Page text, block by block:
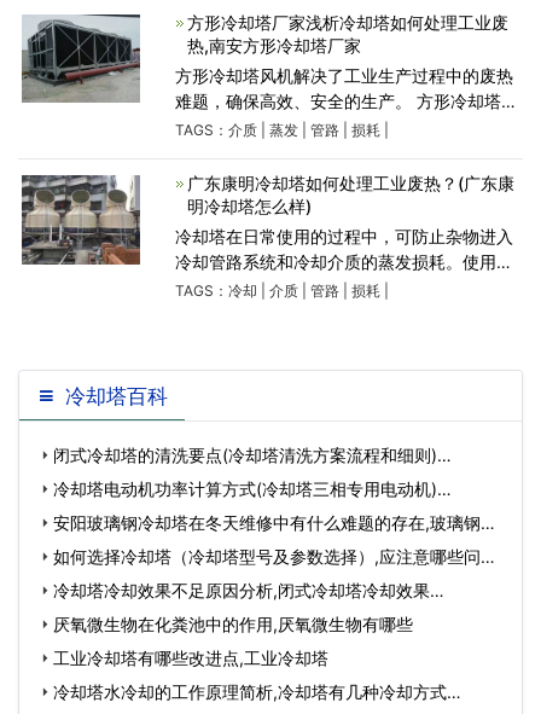
故障少。采用风冷
方形冷却塔厂家浅析冷却塔如何处理工业废
热,南安方形冷却塔厂家
方形冷却塔风机解决了工业生产过程中的废热
难题，确保高效、安全的生产。 方形冷却塔在
日常使用的过程中，可防止杂物进入冷却管路
却介质，不结
TAGS： 介质| 蒸发| 管路| 损耗
广东康明冷却塔如何处理工业废热？(广东康
明冷却塔怎么样)
冷却塔在日常使用的过程中，可防止杂物进入
冷却管路系统和冷却介质的蒸发损耗。使用软
水作为冷却介质，不结垢，不堵塞管路，故障
TAGS： 冷却 介质| 管路| 损耗|
冷却塔百科
闭式冷却塔的清洗要点(冷却塔清洗方案流程和细则)…
冷却塔电动机功率计算方式(冷却塔三相专用电动机)…
安阳玻璃钢冷却塔在冬天维修中有什么难题的存在,玻璃钢冷
却塔裂缝修复…
如何选择冷却塔（冷却塔型号及参数选择）,应注意哪些问
题?…
冷却塔冷却效果不足原因分析,闭式冷却塔冷却效果…
厌氧微生物在化粪池中的作用,厌氧微生物有哪些
工业冷却塔有哪些改进点,工业冷却塔
冷却塔水冷却的工作原理简析,冷却塔有几种冷却方式…